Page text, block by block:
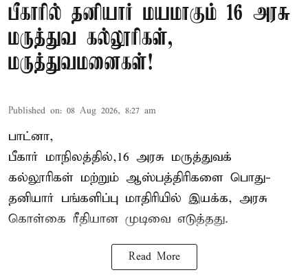
பீகாரில் தனியார் மயமாகும் 16 அரசு
மருத்துவ கல்லூரிகள்,
மருத்துவமனைகள்!
Published on: 08 Aug 2026, 8:27 am
பாட்னா,
பீகார் மாநிலத்தில்,16 அரசு மருத்துவக்
கல்லூரிகள் மற்றும் ஆஸ்பத்திரிகளை பொது-
தனியார் பங்களிப்பு மாதிரியில் இயக்க, அரசு
கொள்கை ரீதியான முடிவை எடுத்தது.
Read More